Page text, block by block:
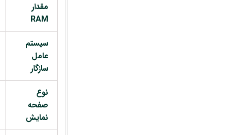
مقدار
RAM
سیستم
عامل
سازگار
نوع
صفحه
نمایش